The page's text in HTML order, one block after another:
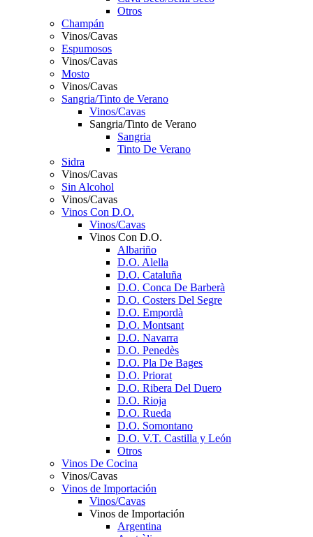
Otros
Champán
Vinos/Cavas
Espumosos
Vinos/Cavas
Mosto
Vinos/Cavas
Sangria/Tinto de Verano
Vinos/Cavas
Sangria/Tinto de Verano
Sangria
Tinto De Verano
Sidra
Vinos/Cavas
Sin Alcohol
Vinos/Cavas
Vinos Con D.O.
Vinos/Cavas
Vinos Con D.O.
Albariño
D.O. Alella
D.O. Cataluña
D.O. Conca De Barberà
D.O. Costers Del Segre
D.O. Empordà
D.O. Montsant
D.O. Navarra
D.O. Penedès
D.O. Pla De Bages
D.O. Priorat
D.O. Ribera Del Duero
D.O. Rioja
D.O. Rueda
D.O. Somontano
D.O. V.T. Castilla y León
Otros
Vinos De Cocina
Vinos/Cavas
Vinos de Importación
Vinos/Cavas
Vinos de Importación
Argentina